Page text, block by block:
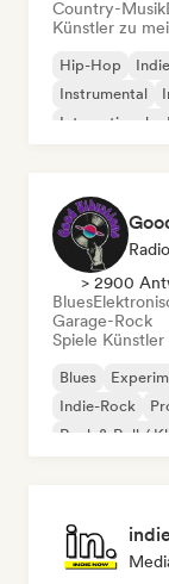
Country-Musik
Künstler zu
Hip-Hop
Instrumental
Internationaler
> 2900
Blues
Garage-Rock
Spiele Künstler
Blues
Indie-Rock
Rock & Roll /